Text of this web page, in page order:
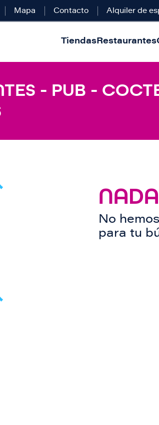
Mapa Contacto Alquiler de
TiendasRestaurantes
- PUB -
No
para tu